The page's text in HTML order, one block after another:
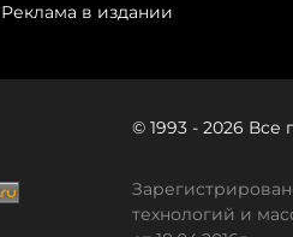
Реклама в издании
© 1993 - 2026
технологий и